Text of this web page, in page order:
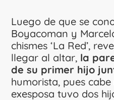
Luego de que se
Boyacoman y
chismes ‘La Red’,
llegar al altar, la
de su primer hijo
humorista, pues
exesposa tuvo dos